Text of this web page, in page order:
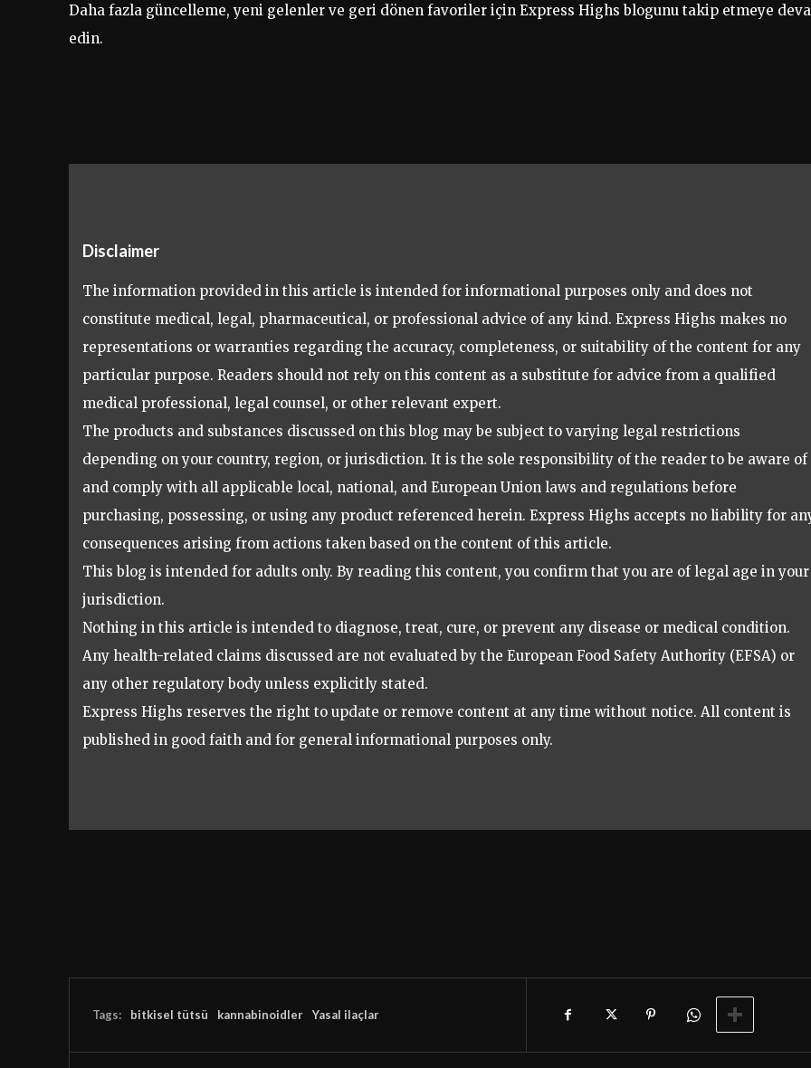
Daha fazla güncelleme, yeni gelenler ve geri dönen favoriler için Express Highs blogunu takip etmeye
edin.
Disclaimer
The information provided in this article is intended for informational purposes only and does not
constitute medical, legal, pharmaceutical, or professional advice of any kind. Express Highs makes no
representations or warranties regarding the accuracy, completeness, or suitability of the content for any
particular purpose. Readers should not rely on this content as a substitute for advice from a qualified
medical professional, legal counsel, or other relevant expert.
The products and substances discussed on this blog may be subject to varying legal restrictions
depending on your country, region, or jurisdiction. It is the sole responsibility of the reader to be aware of
and comply with all applicable local, national, and European Union laws and regulations before
purchasing, possessing, or using any product referenced herein. Express Highs accepts no liability for
consequences arising from actions taken based on the content of this article.
This blog is intended for adults only. By reading this content, you confirm that you are of legal age in your
jurisdiction.
Nothing in this article is intended to diagnose, treat, cure, or prevent any disease or medical condition.
Any health-related claims discussed are not evaluated by the European Food Safety Authority (EFSA) or
any other regulatory body unless explicitly stated.
Express Highs reserves the right to update or remove content at any time without notice. All content is
published in good faith and for general informational purposes only.
Tags: bitkisel tütsü kannabinoidler Yasal ilaçlar